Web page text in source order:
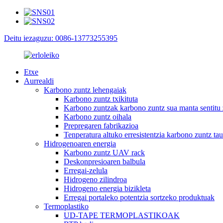
Deitu iezaguzu: 0086-13773255395
Etxe
Aurrealdi
Karbono zuntz lehengaiak
Karbono zuntz txikituta
Karbono zuntzak karbono zuntz sua manta sentitu
Karbono zuntz oihala
Prepregaren fabrikazioa
Tenperatura altuko erresistentzia karbono zuntz
Hidrogenoaren energia
Karbono zuntz UAV rack
Deskonpresioaren balbula
Erregai-zelula
Hidrogeno zilindroa
Hidrogeno energia bizikleta
Erregai portaleko potentzia sortzeko produktuak
Termoplastiko
UD-TAPE TERMOPLASTIKOAK